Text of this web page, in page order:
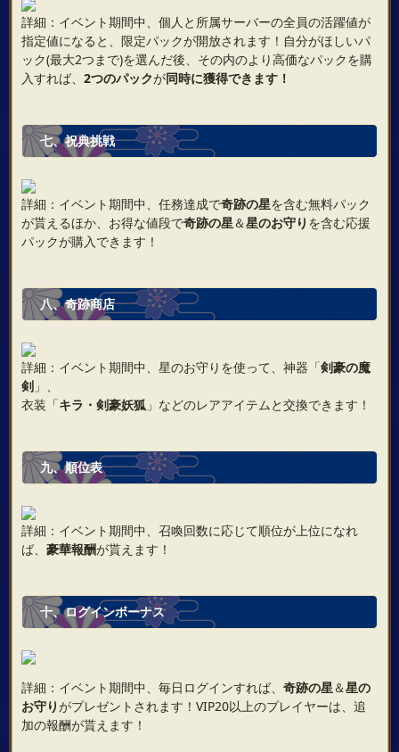
詳細：イベント期間中、個人と所属サーバーの全員の活躍値が
指定値になると、限定パックが開放されます！自分がほしいパ
ック(最大2つまで)を選んだ後、その内のより高価なパックを購
入すれば、 2つのパックが同時に獲得できます！
七、祝典挑戦
詳細：イベント期間中、任務達成で奇跡の星を含む無料パック
が貰えるほか、お得な値段で奇跡の星＆星のお守り を含む応援
パックが購入できます！
八、奇跡商店
詳細：イベント期間中、星のお守りを使って、神器「剣豪の魔
剣」、
衣装「キラ・剣豪妖狐」などのレアアイテムと交換できます！
九、順位表
詳細：イベント期間中、召喚回数に応じて順位が上位になれ
ば、 豪華報酬が貰えます！
十、ログインボーナス
詳細：イベント期間中、毎日ログインすれば、 奇跡の星＆星の
お守りがプレゼントされます！VIP20以上のプレイヤーは、追
加の報酬が貰えます！